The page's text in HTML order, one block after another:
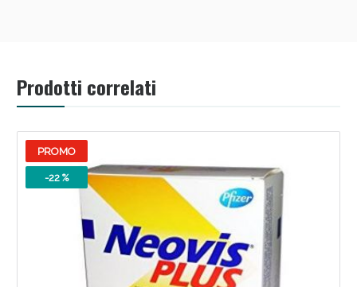
Prodotti correlati
PROMO
-22 %